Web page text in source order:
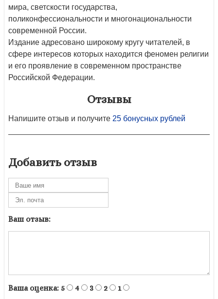
мира, светскости государства,
поликонфессиональности и многонациональности
современной России.
Издание адресовано широкому кругу читателей, в
сфере интересов которых находится феномен религии
и его проявление в современном пространстве
Российской Федерации.
Отзывы
Напишите отзыв и получите 25 бонусных рублей
Добавить отзыв
Ваш отзыв:
Ваша оценка: 5 4 3 2 1